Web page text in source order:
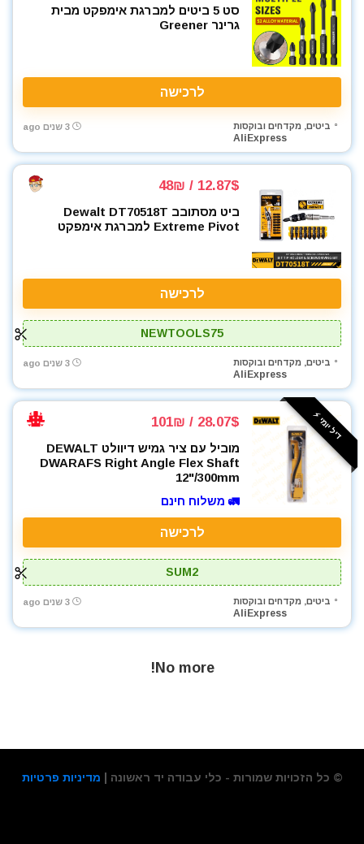
סט 5 ביטים למברגת אימפקט מבית
גרינר Greener
לרכישה
ביטים, מקדחים ובוקסות
AliExpress
3 שנים ago
12.87$ / 48₪
ביט מסתובב Dewalt DT70518T
Extreme Pivot למברגת אימפקט
לרכישה
NEWTOOLS75
ביטים, מקדחים ובוקסות
AliExpress
3 שנים ago
דיל יומי ⚡️ 28.07$ / 101₪
מוביל עם ציר גמיש דיוולט DEWALT
DWARAFS Right Angle Flex Shaft
12"/300mm
🚛 משלוח חינם
לרכישה
SUM2
ביטים, מקדחים ובוקסות
AliExpress
3 שנים ago
No more!
© כל הזכויות שמורות - כלי עבודה יד ראשונה | מדיניות פרטיות